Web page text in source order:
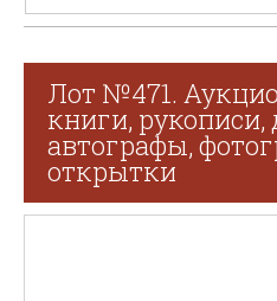
Лот №471.
книги,
автографы,
открытки